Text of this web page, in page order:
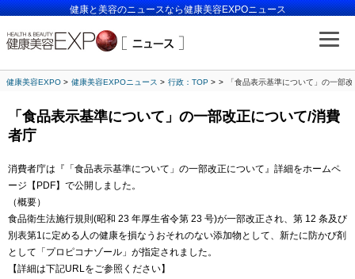
健康と美容のニュースなら健康美容EXPOニュース
健康美容EXPO 健康美容EXPOニュース 行政：TOP 「食品表示基準について」の一部
「食品表示基準について」の一部改正について/消費
者庁
消費者庁は『「食品表示基準について」の一部改正について』詳細をホームペ
ージ【PDF】で公開しました。
（概要）
食品衛生法施行規則(昭和 23 年厚生省令第 23 号)が一部改正され、第 12 条及び
別表第1に定める人の健康を損なうおそれのない添加物として、新たに防かび剤
として「プロピコナゾール」が指定されました。
【詳細は下記URLをご参照ください】